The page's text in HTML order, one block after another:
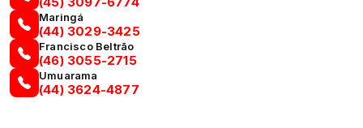
Maringá
(44) 3029-3425
Francisco Beltrão
(46) 3055-2715
Umuarama
(44) 3624-4877